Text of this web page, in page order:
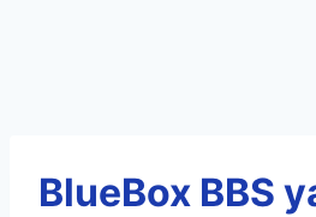
BlueBox BBS